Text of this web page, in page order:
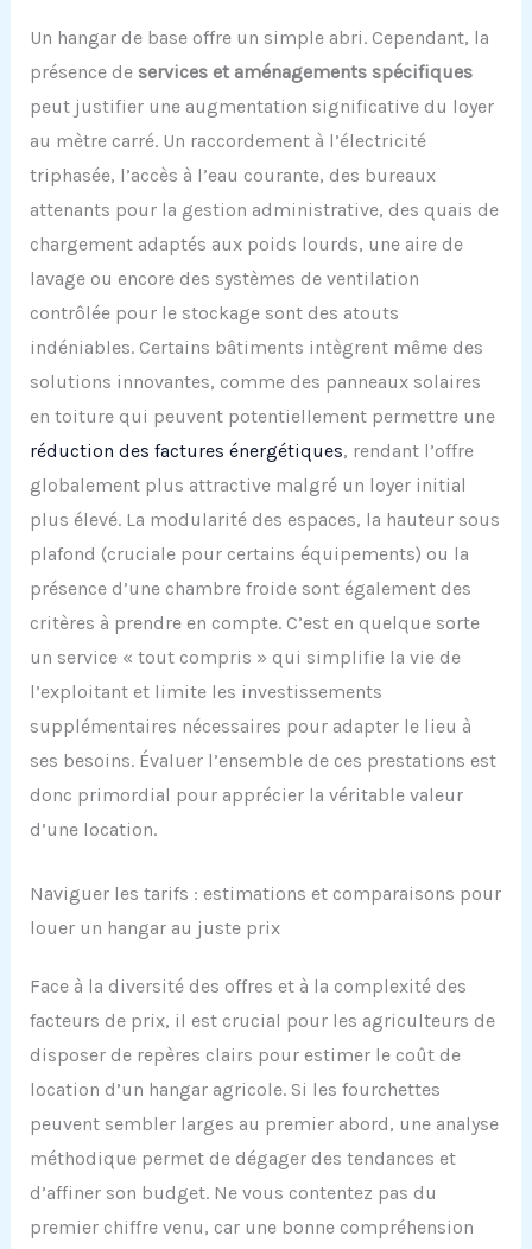
Un hangar de base offre un simple abri. Cependant, la
présence de services et aménagements spécifiques
peut justifier une augmentation significative du loyer
au mètre carré. Un raccordement à l’électricité
triphasée, l’accès à l’eau courante, des bureaux
attenants pour la gestion administrative, des quais de
chargement adaptés aux poids lourds, une aire de
lavage ou encore des systèmes de ventilation
contrôlée pour le stockage sont des atouts
indéniables. Certains bâtiments intègrent même des
solutions innovantes, comme des panneaux solaires
en toiture qui peuvent potentiellement permettre une
réduction des factures énergétiques, rendant l’offre
globalement plus attractive malgré un loyer initial
plus élevé. La modularité des espaces, la hauteur sous
plafond (cruciale pour certains équipements) ou la
présence d’une chambre froide sont également des
critères à prendre en compte. C’est en quelque sorte
un service « tout compris » qui simplifie la vie de
l’exploitant et limite les investissements
supplémentaires nécessaires pour adapter le lieu à
ses besoins. Évaluer l’ensemble de ces prestations est
donc primordial pour apprécier la véritable valeur
d’une location.
Naviguer les tarifs : estimations et comparaisons pour
louer un hangar au juste prix
Face à la diversité des offres et à la complexité des
facteurs de prix, il est crucial pour les agriculteurs de
disposer de repères clairs pour estimer le coût de
location d’un hangar agricole. Si les fourchettes
peuvent sembler larges au premier abord, une analyse
méthodique permet de dégager des tendances et
d’affiner son budget. Ne vous contentez pas du
premier chiffre venu, car une bonne compréhension